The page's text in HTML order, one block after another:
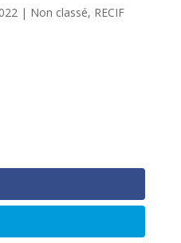
| Non classé, RECIF